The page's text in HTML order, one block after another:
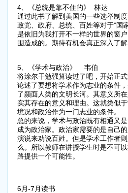
4、《总统是靠不住的》 林达
通过此书了解到美国的一些选举制
政党、政府、总统、百姓等对于”国
是依旧为我打开不一样的世界的窗
围造成的。期待有机会真正深入了
5、《学术与政治》 韦伯
将涂尔干勉强算读过了吧，开始正
论述了要想将学术作为志业的条件
了颜面人类的文明长河。其意义所
实其存在的意义和理由。这就类似
境况和政治作为一门志业的条件。
总的来说，学术与政治既有相通又
成为政治家。政治家需要的是自己
演说来劝说百姓。但是学术工作者
么。所以教师在讲授学生时是不可
路提供一个可能性。
6月-7月读书